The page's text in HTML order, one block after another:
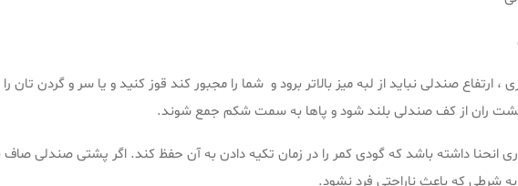
، ارتفاع صندلی نباید از لبه میز بالاتر برود و شما را مجبور کند قوز کنید و یا سر و گردن تان
پشت ران از کف صندلی بلند شود و پاها به سمت شکم جمع شوند.
انحنا داشته باشد که گودی کمر را در زمان تکیه دادن به آن حفظ کند. اگر پشتی صندلی
به شرطی که باعث ناراحتی فرد نشود.